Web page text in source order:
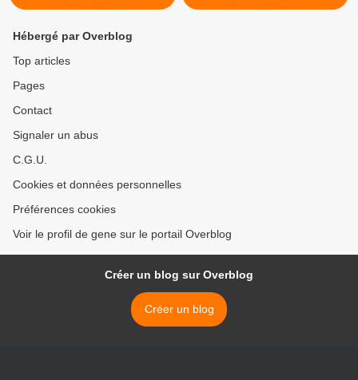
Hébergé par Overblog
Top articles
Pages
Contact
Signaler un abus
C.G.U.
Cookies et données personnelles
Préférences cookies
Voir le profil de gene sur le portail Overblog
Créer un blog sur Overblog
Créer un blog